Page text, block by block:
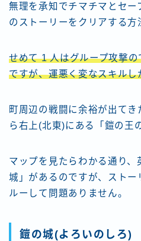
無理を承知でチマチマとセー
のストーリーをクリアする方
せめて 1 人はグループ攻撃
ですが、運悪く変なスキル
町周辺の戦闘に余裕が出て
ら右上(北東)にある「鎧の王
マップを見たらわかる通り
城」があるのですが、ストー
ルーして問題ありません。
鎧の城(よろいのしろ)